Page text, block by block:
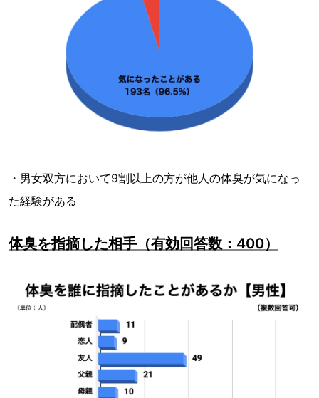
・男女双方において9割以上の方が他人の体臭が気になっ
た経験がある
体臭を指摘した相手（有効回答数：400）